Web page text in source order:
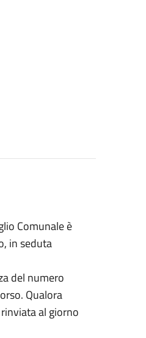
Comunale è
in seduta
del numero
Qualora
al giorno